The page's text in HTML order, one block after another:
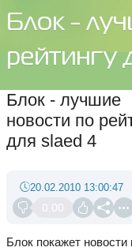
Блок -
рейтингу
Блок - лучшие
новости по
для slaed 4
0.00
20.02.2010 13:00:47
Блок покажет новости